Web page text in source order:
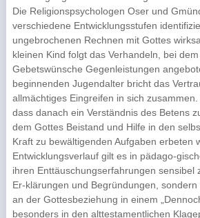
Die Religionspsychologen Oser und
verschiedene Entwicklungsstufen
ungebrochenen Rechnen mit Gottes
kleinen Kind folgt das Verhandeln, bei
Gebetswünsche Gegenleistungen
beginnenden Jugendalter bricht das
allmächtiges Eingreifen in sich zusammen.
dass danach ein Verständnis des Betens
dem Gottes Beistand und Hilfe in den
Kraft zu bewältigenden Aufgaben erbeten
Entwicklungsverlauf gilt es in pädago-
ihren Enttäuschungserfahrungen sensibel
Er-klärungen und Begründungen,
an der Gottesbeziehung in einem
besonders in den alttestamentlichen